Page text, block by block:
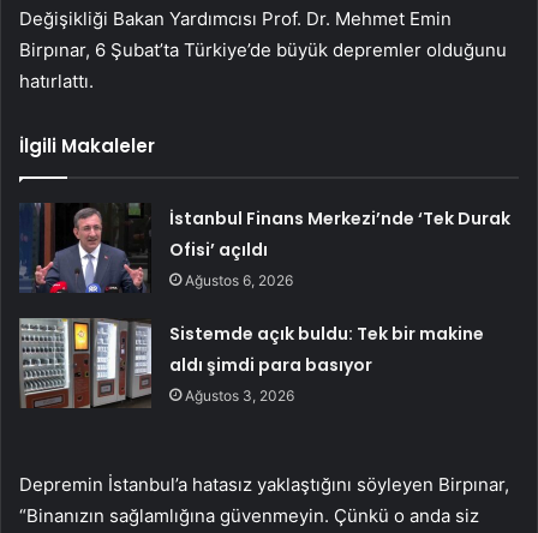
Değişikliği Bakan Yardımcısı Prof. Dr. Mehmet Emin
Birpınar, 6 Şubat’ta Türkiye’de büyük depremler olduğunu
hatırlattı.
İlgili Makaleler
İstanbul Finans Merkezi’nde ‘Tek Durak
Ofisi’ açıldı
Ağustos 6, 2026
Sistemde açık buldu: Tek bir makine
aldı şimdi para basıyor
Ağustos 3, 2026
Depremin İstanbul’a hatasız yaklaştığını söyleyen Birpınar,
“Binanızın sağlamlığına güvenmeyin. Çünkü o anda siz